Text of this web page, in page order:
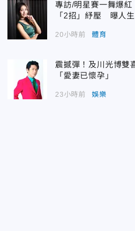
專訪/明星賽一舞爆
「2招」紓壓 曝人
20小時前 體育
震撼彈！及川光博
「愛妻已懷孕」
23小時前 娛樂